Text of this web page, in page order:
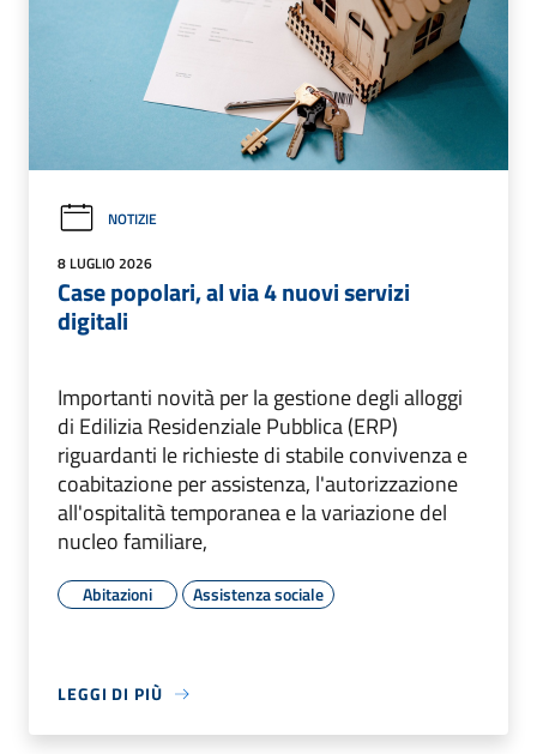
NOTIZIE
8 LUGLIO 2026
Case popolari, al via 4 nuovi servizi
digitali
Importanti novità per la gestione degli alloggi
di Edilizia Residenziale Pubblica (ERP)
riguardanti le richieste di stabile convivenza e
coabitazione per assistenza, l'autorizzazione
all'ospitalità temporanea e la variazione del
nucleo familiare,
Abitazioni Assistenza sociale
LEGGI DI PIÙ